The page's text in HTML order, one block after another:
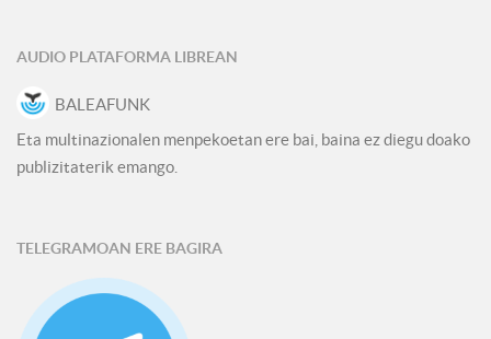
AUDIO PLATAFORMA LIBREAN
BALEAFUNK
Eta multinazionalen menpekoetan ere bai, baina ez diegu doako
publizitaterik emango.
TELEGRAMOAN ERE BAGIRA